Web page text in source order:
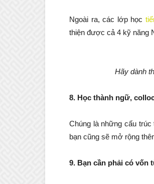
Ngoài ra, các lớp học
thiện được cả 4 kỹ năng
Hãy dành
8. Học thành ngữ,
Chúng là những cấu
bạn cũng sẽ mở rộng
9. Bạn cần phải có vốn